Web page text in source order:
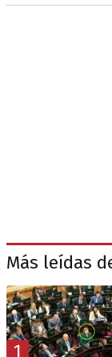
Más leídas
1